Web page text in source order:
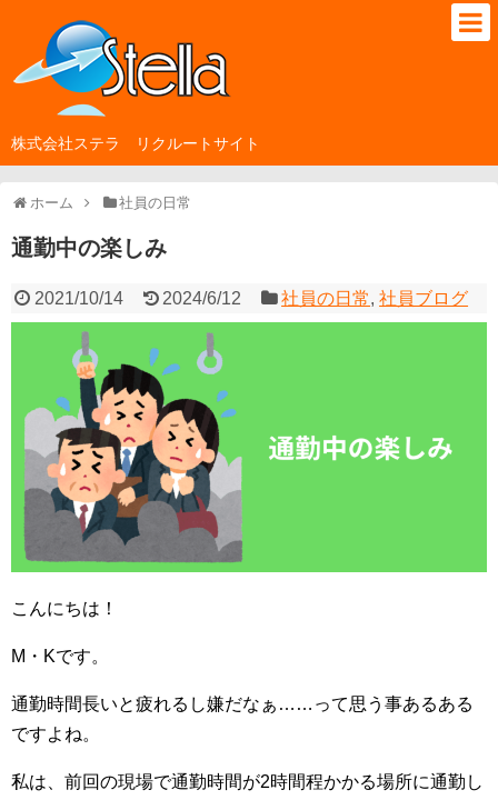
株式会社ステラ リクルートサイト
ホーム 社員の日常
通勤中の楽しみ
2021/10/14 2024/6/12 社員の日常,社員ブログ
こんにちは！
M・Kです。
通勤時間長いと疲れるし嫌だなぁ……って思う事あるある
ですよね。
私は、前回の現場で通勤時間が2時間程かかる場所に通勤し